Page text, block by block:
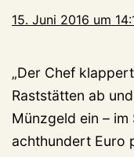
15. Juni 2016 um
„Der Chef
Raststätten ab
Münzgeld ein –
achthundert Euro